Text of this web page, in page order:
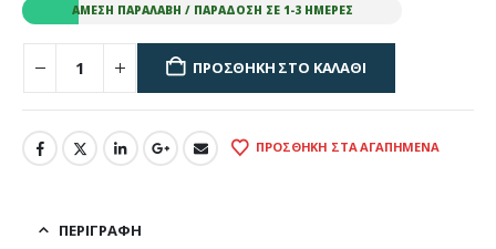
ΆΜΕΣΗ ΠΑΡΑΛΑΒΉ / ΠΑΡΆΔΟΣΗ ΣΕ 1-3 ΗΜΈΡΕΣ
ΠΡΟΣΘΉΚΗ ΣΤΟ ΚΑΛΆΘΙ
ΠΡΟΣΘΉΚΗ ΣΤΑ ΑΓΑΠΗΜΈΝΑ
ΠΕΡΙΓΡΑΦΉ